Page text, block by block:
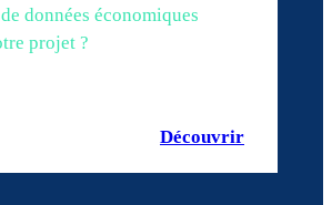
données économiques
projet ?
Découvrir